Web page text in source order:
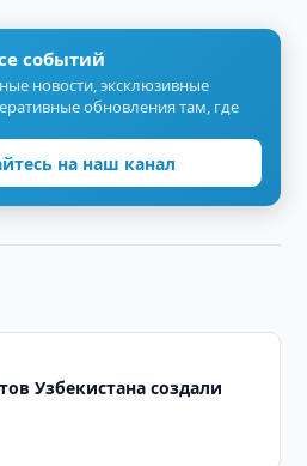
событий
новости, эксклюзивные
обновления там, где
на наш канал
Узбекистана создали